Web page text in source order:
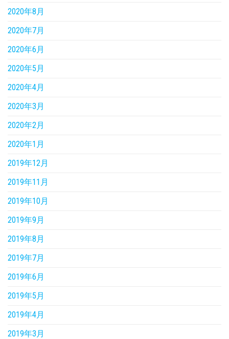
2020年8月
2020年7月
2020年6月
2020年5月
2020年4月
2020年3月
2020年2月
2020年1月
2019年12月
2019年11月
2019年10月
2019年9月
2019年8月
2019年7月
2019年6月
2019年5月
2019年4月
2019年3月